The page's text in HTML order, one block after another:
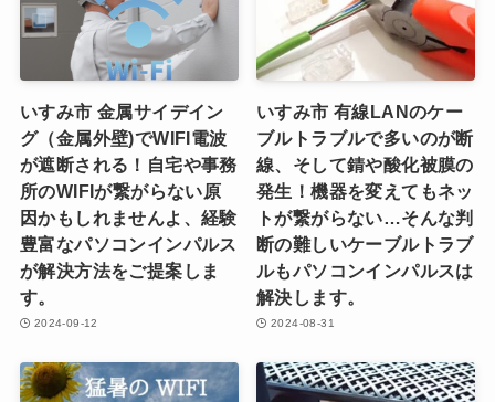
いすみ市 金属サイデイン
グ（金属外壁)でWIFI電波
が遮断される！自宅や事務
所のWIFIが繋がらない原
因かもしれませんよ、経験
豊富なパソコンインパルス
が解決方法をご提案しま
す。
2024-09-12
いすみ市 有線LANのケー
ブルトラブルで多いのが断
線、そして錆や酸化被膜の
発生！機器を変えてもネッ
トが繋がらない…そんな判
断の難しいケーブルトラブ
ルもパソコンインパルスは
解決します。
2024-08-31